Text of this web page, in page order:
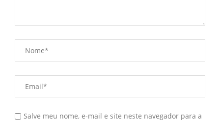
Salve meu nome, e-mail e site neste navegador para a